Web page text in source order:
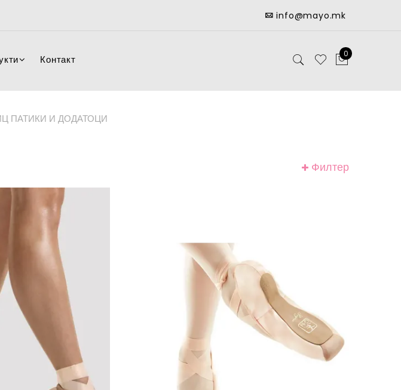
info@mayo.mk
Контакт 0
ПАТИКИ И ДОДАТОЦИ
Филтер